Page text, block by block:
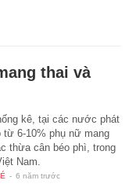
thai và
kê, tại các nước phát
từ 6-10% phụ nữ mang
thừa cân béo phì, trong
Nam.
- 6 năm trước